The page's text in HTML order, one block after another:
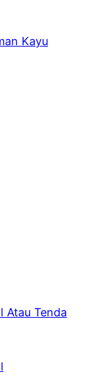
Kayu
Atau Tenda